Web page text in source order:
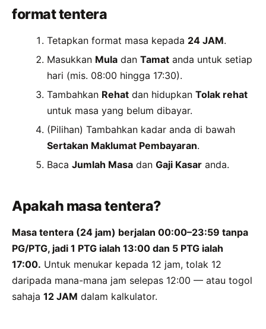
format tentera
Tetapkan format masa kepada 24 JAM.
Masukkan Mula danTamat anda untuk setiap
hari (mis. 08:00 hingga 17:30).
Tambahkan Rehat dan hidupkanTolak rehat
untuk masa yang belum dibayar.
(Pilihan) Tambahkan kadar anda di bawah
Sertakan Maklumat Pembayaran.
BacaJumlah Masa danGaji Kasar anda.
Apakah masa tentera?
Masa tentera (24 jam) berjalan 00:00–23:59 tanpa
PG/PTG, jadi 1 PTG ialah 13:00 dan 5 PTG ialah
17:00. Untuk menukar kepada 12 jam, tolak 12
daripada mana-mana jam selepas 12:00 — atau togol
sahaja 12 JAM dalam kalkulator.